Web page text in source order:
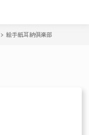
> 絵手紙耳納倶楽部